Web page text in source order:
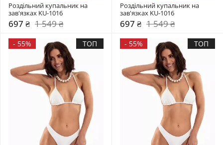
Роздільний купальник на
зав'язках KU-1016
697 ₴ 1 549 ₴
Роздільний купальник на
зав'язках KU-1016
697 ₴ 1 549 ₴
- 55% ТОП - 55% ТОП